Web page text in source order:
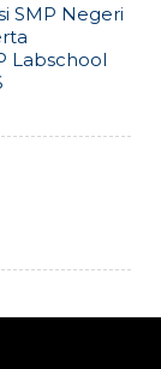
SMP Negeri
Labschool